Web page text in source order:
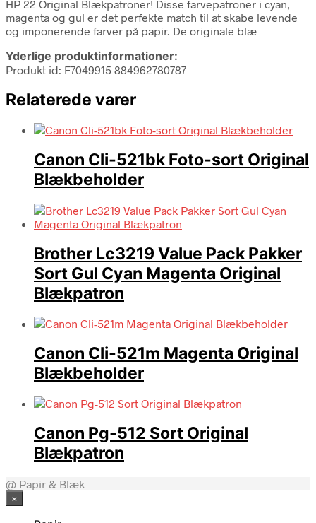
HP 22 Original Blækpatroner! Disse farvepatroner i cyan,
magenta og gul er det perfekte match til at skabe levende
og imponerende farver på papir. De originale blæ
Yderlige produktinformationer:
Produkt id: F7049915 884962780787
Relaterede varer
Canon Cli-521bk Foto-sort Original
Blækbeholder
Brother Lc3219 Value Pack Pakker
Sort Gul Cyan Magenta Original
Blækpatron
Canon Cli-521m Magenta Original
Blækbeholder
Canon Pg-512 Sort Original
Blækpatron
@ Papir & Blæk
×